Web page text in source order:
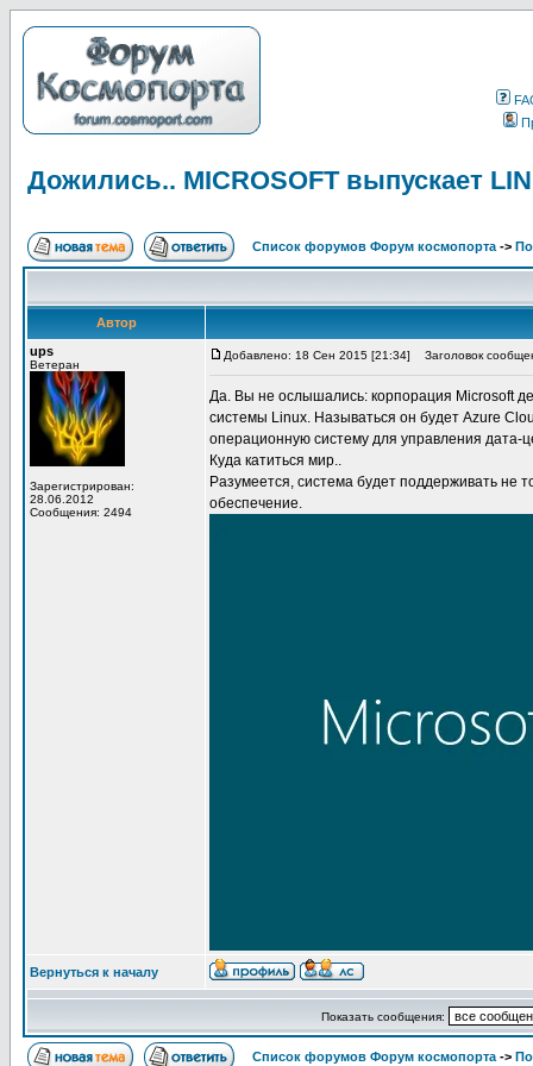
Дожились.. MICROSOFT выпускает
Список форумов Форум космопорта ->
Автор
ups
Ветеран
Зарегистрирован:
28.06.2012
Сообщения: 2494
Добавлено: 18 Сен 2015 [21:34] Заголовок
Да. Вы не ослышались: корпорация Microsoft
системы Linux. Называться он будет Azure
операционную систему для управления дата-
Куда катиться мир..
Разумеется, система будет поддерживать не
обеспечение.
Вернуться к началу
Показать сообщения:
Список форумов Форум космопорта ->